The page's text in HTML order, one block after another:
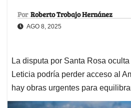
Por Roberto Trobajo Hernánez
AGO 8, 2025
La disputa por Santa Rosa
Leticia podría perder acceso al
hay obras urgentes para